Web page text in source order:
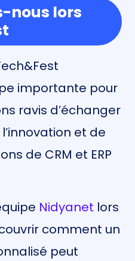
nous lors
importante pour
ravis d’échanger
et de
de CRM et ERP
Nidyanet lors
comment un
peut